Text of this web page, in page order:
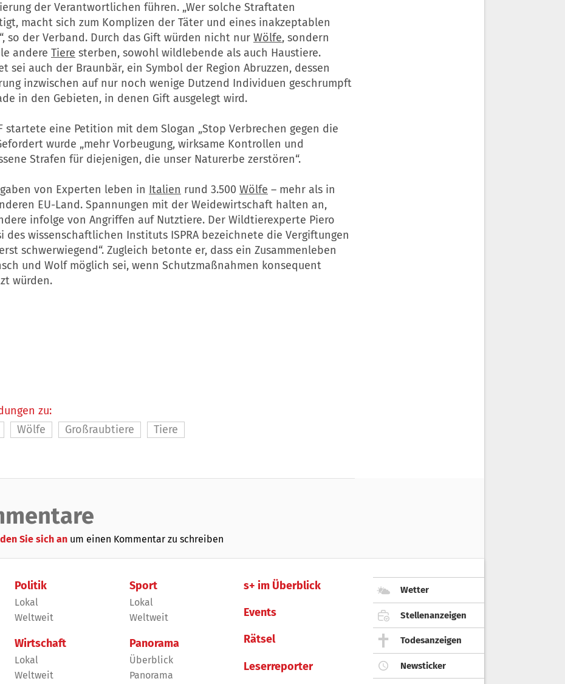
der Verantwortlichen führen. „Wer solche Straftaten
macht sich zum Komplizen der Täter und eines inakzeptablen
so der Verband. Durch das Gift würden nicht nur Wölfe, sondern
andere Tiere sterben, sowohl wildlebende als auch Haustiere.
sei auch der Braunbär, ein Symbol der Region Abruzzen, dessen
inzwischen auf nur noch wenige Dutzend Individuen geschrumpft
in den Gebieten, in denen Gift ausgelegt wird.
startete eine Petition mit dem Slogan „Stop Verbrechen gegen die
wurde „mehr Vorbeugung, wirksame Kontrollen und
Strafen für diejenigen, die unser Naturerbe zerstören“.
von Experten leben in Italien rund 3.500 Wölfe – mehr als in
EU-Land. Spannungen mit der Weidewirtschaft halten an,
infolge von Angriffen auf Nutztiere. Der Wildtierexperte Piero
des wissenschaftlichen Instituts ISPRA bezeichnete die Vergiftungen
schwerwiegend“. Zugleich betonte er, dass ein Zusammenleben
und Wolf möglich sei, wenn Schutzmaßnahmen konsequent
würden.
zu:
Wölfe Großraubtiere Tiere
Sie sich an um einen Kommentar zu schreiben
Politik
Lokal
Weltweit
Wirtschaft
Lokal
Weltweit
Sport
Lokal
Weltweit
Panorama
Überblick
Panorama
s+ im Überblick
Events
Rätsel
Leserreporter
Wetter
Stellenanzeigen
Todesanzeigen
Newsticker